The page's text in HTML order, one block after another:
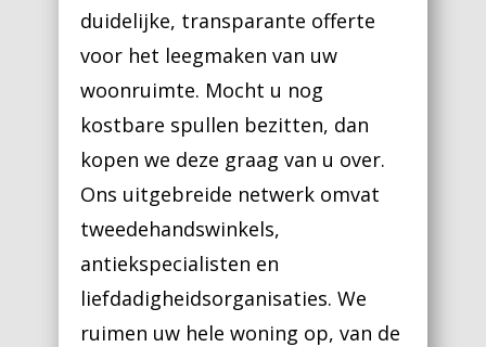
duidelijke, transparante offerte
voor het leegmaken van uw
woonruimte. Mocht u nog
kostbare spullen bezitten, dan
kopen we deze graag van u over.
Ons uitgebreide netwerk omvat
tweedehandswinkels,
antiekspecialisten en
liefdadigheidsorganisaties. We
ruimen uw hele woning op, van de